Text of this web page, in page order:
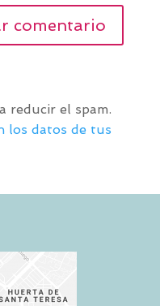
reducir el spam.
los datos de tus